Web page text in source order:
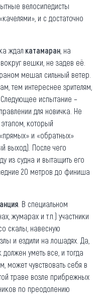
велосипедисты
и с достаточно
ждал катамаран , на
вешки, не задев её.
мешал сильный ветер.
тем интереснее зрителям,
испытание –
для новичка. Не
который
и «обратных»
выход). После чего
из судна и вытащить его
20 метров до финиша
. В специальном
жумарах и т.п.) участники
скалы, навесную
и ездили на лошадях. Да,
уметь все, и тогда
может чувствовать себя в
траве возле прибрежных
по преодолению